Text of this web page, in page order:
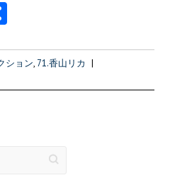
ション, 71.香山リカ |